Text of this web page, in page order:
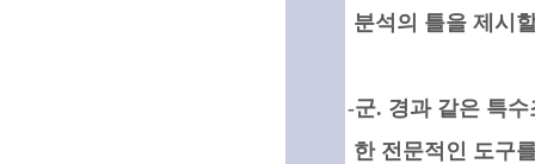
분석의 틀을 제시
-군. 경과 같은 특
한 전문적인 도구